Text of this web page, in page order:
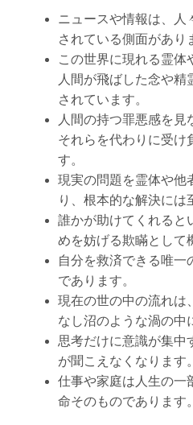
ニュースや情報は、人
されている側面があり
この世界に現れる霊体
人間が飛ばした念や
されています。
人間の持つ罪悪感を見
それらを代わりに受け
す。
現実の問題を霊体や他
り、根本的な解決には
誰かが助けてくれると
めを妨げる欺瞞として
自分を救済できる唯一
であります。
現在の世の中の流れは
なし沼のような渦の中
思考だけに意識が集中
が聞こえなくなります。
仕事や家庭は人生の一
命そのものであります。